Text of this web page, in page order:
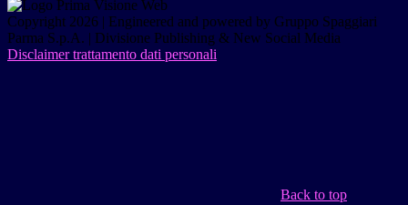
Copyright 2026 | Engineered and powered by Gruppo Spaggiari
Parma S.p.A. | Divisione Publishing & New Social Media
Disclaimer trattamento dati personali
Back to top